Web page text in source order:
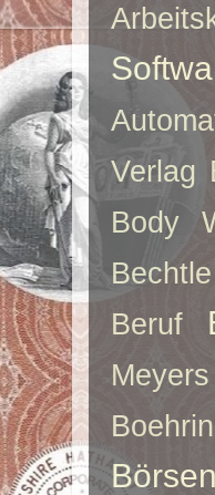
Verlag
Body
Bechtle
Beruf
Meyers